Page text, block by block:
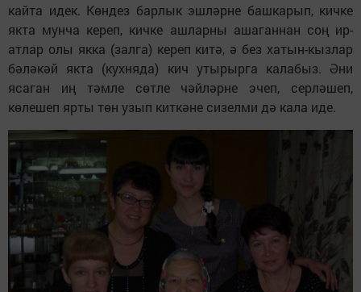
кайта идек. Көндез барлык эшләрне башкарып, кичке
якта мунча кереп, кичке ашларны ашаганнан соң ир-
атлар олы якка (залга) кереп китә, ә без хатын-кызлар
бәләкәй якта (кухняда) кич утырырга калабыз. Әни
ясаган иң тәмле сөтле чәйләрне эчеп, серләшеп,
көлешеп ярты төн узып киткәне сизелми дә кала иде.